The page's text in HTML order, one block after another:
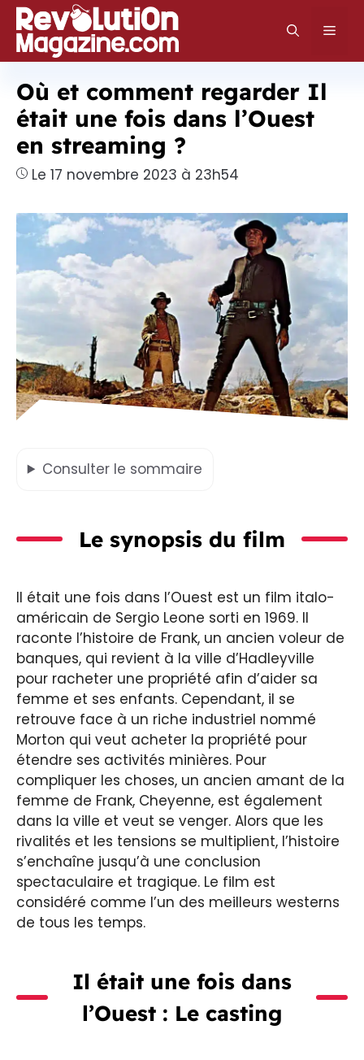
Aller
au
contenu
Où et comment regarder Il
était une fois dans l’Ouest
en streaming ?
Le 17 novembre 2023 à 23h54
Consulter le sommaire
Le synopsis du film
Il était une fois dans l’Ouest est un film italo-
américain de Sergio Leone sorti en 1969. Il
raconte l’histoire de Frank, un ancien voleur de
banques, qui revient à la ville d’Hadleyville
pour racheter une propriété afin d’aider sa
femme et ses enfants. Cependant, il se
retrouve face à un riche industriel nommé
Morton qui veut acheter la propriété pour
étendre ses activités minières. Pour
compliquer les choses, un ancien amant de la
femme de Frank, Cheyenne, est également
dans la ville et veut se venger. Alors que les
rivalités et les tensions se multiplient, l’histoire
s’enchaîne jusqu’à une conclusion
spectaculaire et tragique. Le film est
considéré comme l’un des meilleurs westerns
de tous les temps.
Il était une fois dans
l’Ouest : Le casting